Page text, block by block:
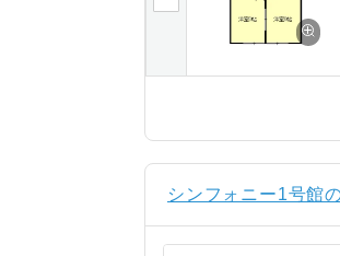
シンフォニー1号館